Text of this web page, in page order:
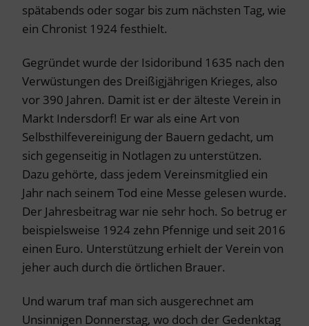
spätabends oder sogar bis zum nächsten Tag, wie
ein Chronist 1924 festhielt.
Gegründet wurde der Isidoribund 1635 nach den
Verwüstungen des Dreißigjährigen Krieges, also
vor 390 Jahren. Damit ist er der älteste Verein in
Markt Indersdorf! Er war als eine Art von
Selbsthilfevereinigung der Bauern gedacht, um
sich gegenseitig in Notlagen zu unterstützen.
Dazu gehörte, dass jedem Vereinsmitglied ein
Jahr nach seinem Tod eine Messe gelesen wurde.
Der Jahresbeitrag war nie sehr hoch. So betrug er
beispielsweise 1924 zehn Pfennige und seit 2016
einen Euro. Unterstützung erhielt der Verein von
jeher auch durch die örtlichen Brauer.
Und warum traf man sich ausgerechnet am
Unsinnigen Donnerstag, wo doch der Gedenktag